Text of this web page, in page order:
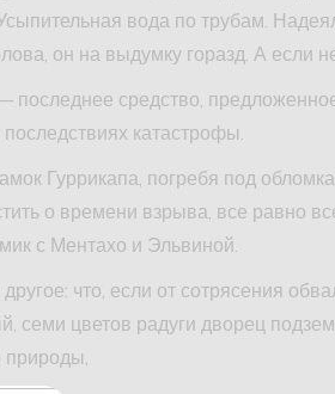
вода по трубам.
он на выдумку горазд. А если
последнее средство,
катастрофы.
Гуррикапа, погребя под
о времени взрыва, все равно
с Ментахо и Эльвиной.
что, если от сотрясения
семи цветов радуги дворец